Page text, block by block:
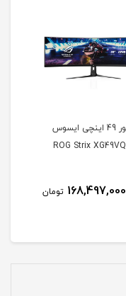
مانیتور 49 اینچی ایسوس
168,497,000 تومان